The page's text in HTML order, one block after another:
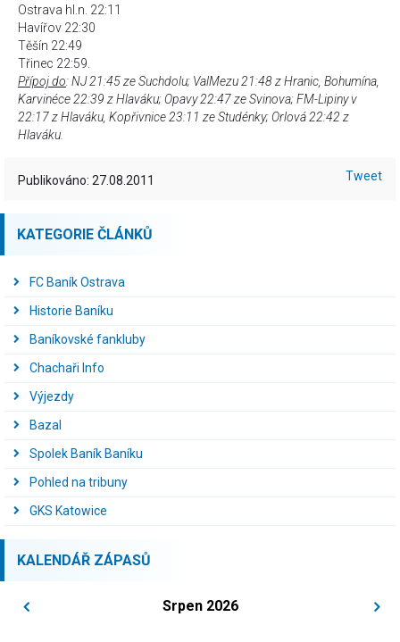
Ostrava hl.n. 22:11
Havířov 22:30
Těšín 22:49
Třinec 22:59.
Přípoj do: NJ 21:45 ze Suchdolu; ValMezu 21:48 z Hranic, Bohumína,
Karvinéce 22:39 z Hlaváku; Opavy 22:47 ze Svinova; FM-Lipiny v
22:17 z Hlaváku, Kopřivnice 23:11 ze Studénky; Orlová 22:42 z
Hlaváku.
Publikováno: 27.08.2011 Tweet
KATEGORIE ČLÁNKŮ
FC Baník Ostrava
Historie Baníku
Baníkovské fankluby
Chachaři Info
Výjezdy
Bazal
Spolek Baník Baníku
Pohled na tribuny
GKS Katowice
KALENDÁŘ ZÁPASŮ
Srpen 2026